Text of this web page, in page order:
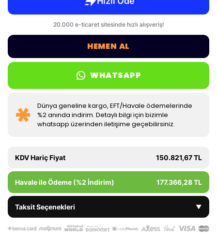
HEMEN AL
WHATSAPP
Dünya geneline kargo, EFT/Havale ödemelerinde
%2 anında indirim. Detaylı bilgi için bizimle
whatsapp üzerinden iletişime geçebilirsiniz.
KDV Hariç Fiyat 150.821,67 TL
Havale ile Ödeme (%2 İndirim) 177.366,28 TL
Taksit Seçenekleri ▼